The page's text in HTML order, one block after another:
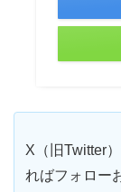
X（旧Twitter
ればフォロー